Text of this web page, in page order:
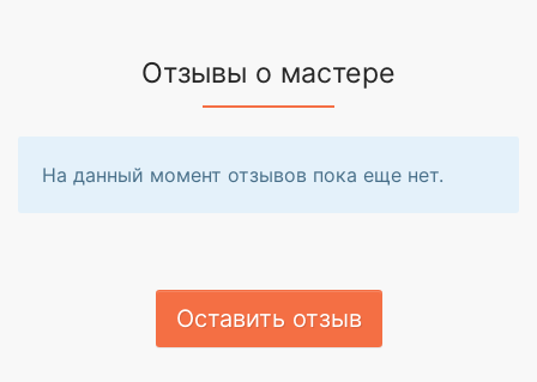
Отзывы о мастере
На данный момент отзывов пока еще нет.
Оставить отзыв